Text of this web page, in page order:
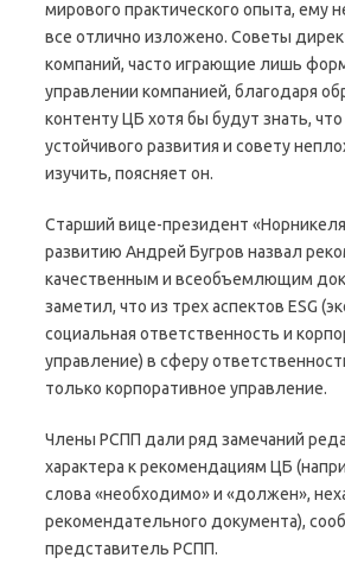
мирового практического опыта, ему
все отлично изложено. Советы
компаний, часто играющие лишь
управлении компанией, благодаря
контенту ЦБ хотя бы будут знать,
устойчивого развития и совету
изучить, поясняет он.
Старший вице-президент
развитию Андрей Бугров назвал
качественным и всеобъемлющим
заметил, что из трех аспектов ESG
социальная ответственность и
управление) в сферу
только корпоративное управление.
Члены РСПП дали ряд замечаний
характера к рекомендациям ЦБ
слова «необходимо» и «должен»,
рекомендательного документа),
представитель РСПП.